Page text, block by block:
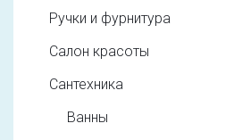
Ручки и фурнитура
Салон красоты
Сантехника
Ванны